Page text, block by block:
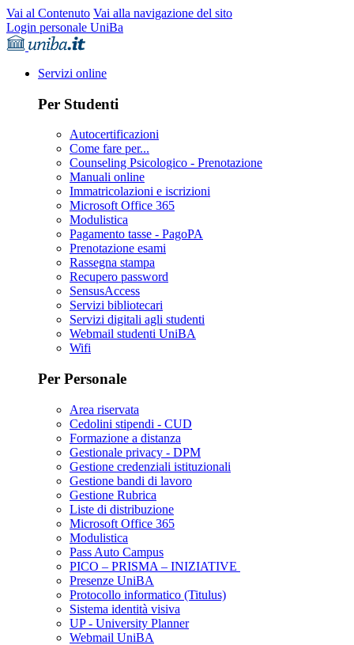
Vai al Contenuto Vai alla navigazione del sito
Login personale UniBa
Servizi online
Per Studenti
Autocertificazioni
Come fare per...
Counseling Psicologico - Prenotazione
Manuali online
Immatricolazioni e iscrizioni
Microsoft Office 365
Modulistica
Pagamento tasse - PagoPA
Prenotazione esami
Rassegna stampa
Recupero password
SensusAccess
Servizi bibliotecari
Servizi digitali agli studenti
Webmail studenti UniBA
Wifi
Per Personale
Area riservata
Cedolini stipendi - CUD
Formazione a distanza
Gestionale privacy - DPM
Gestione credenziali istituzionali
Gestione bandi di lavoro
Gestione Rubrica
Liste di distribuzione
Microsoft Office 365
Modulistica
Pass Auto Campus
PICO – PRISMA – INIZIATIVE
Presenze UniBA
Protocollo informatico (Titulus)
Sistema identità visiva
UP - University Planner
Webmail UniBA